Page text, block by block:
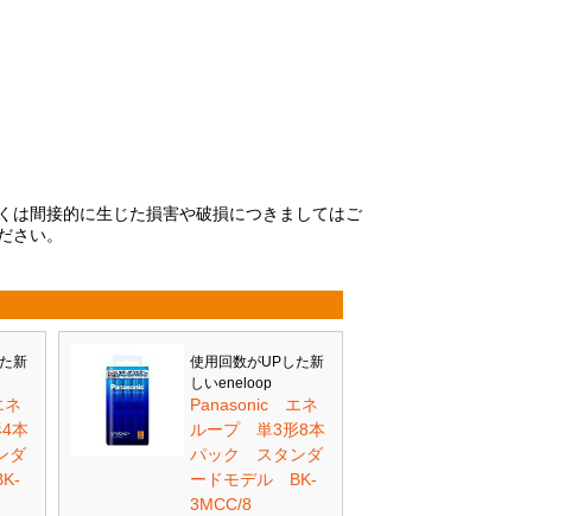
は間接的に生じた損害や破損につきましてはご
さい。
新
本
ダ
使用回数がUPした新
しいeneloop
Panasonic エネ
ループ 単3形8本
パック スタンダ
ードモデル BK-
3MCC/8